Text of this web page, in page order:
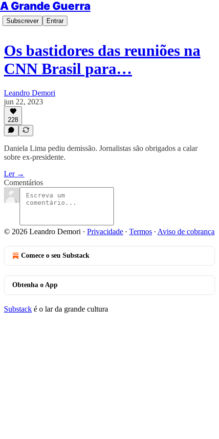
A Grande Guerra
Subscrever Entrar
Os bastidores das reuniões na
CNN Brasil para…
Leandro Demori
jun 22, 2023
228
Daniela Lima pediu demissão. Jornalistas são obrigados a calar
sobre ex-presidente.
Ler →
Comentários
© 2026 Leandro Demori · Privacidade ∙ Termos ∙ Aviso de cobrança
Comece o seu Substack
Obtenha o App
Substack é o lar da grande cultura